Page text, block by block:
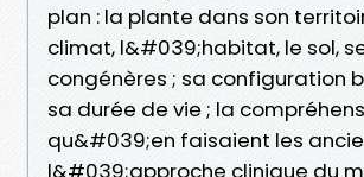
plan : la plante dans son
climat, l&#039;habitat, le sol,
congénères ; sa configuration
sa durée de vie ; la
qu&#039;en faisaient les
l&#039;approche clinique du